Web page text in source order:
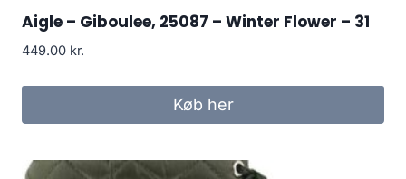
Aigle – Giboulee, 25087 – Winter Flower – 31
449.00 kr.
Køb her